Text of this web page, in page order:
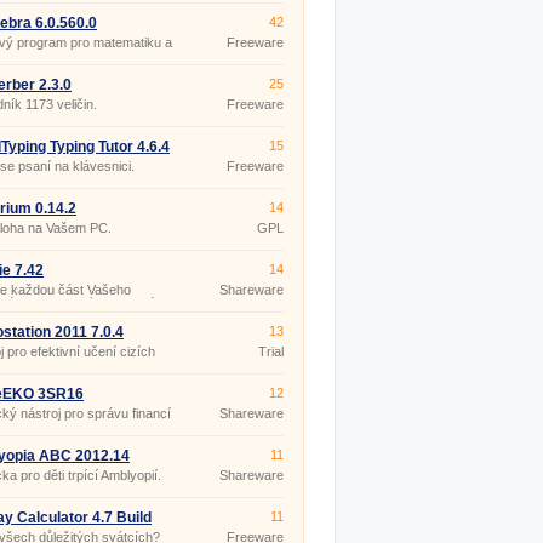
6.0.560.0
program pro matematiku a
42
Freeware
2.3.0
1173 veličin.
25
Freeware
Typing Tutor 4.6.4
psaní na klávesnici.
15
Freeware
0.14.2
na Vašem PC.
14
GPL
7.42
každou část Vašeho
sportovního a silového
14
Shareware
2011 7.0.4
pro efektivní učení cizích
13
Trial
3SR16
nástroj pro správu financí
12
Shareware
ABC 2012.14
pro děti trpící Amblyopií.
11
Shareware
Calculator 4.7 Build
důležitých svátcích?
11
Freeware